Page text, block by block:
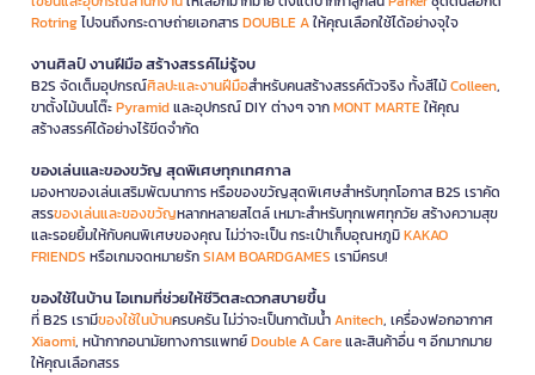
Rotringไปจนถึงกระดาษถ่ายเอกสารDOUBLE Aให้คุณเลือกใช้ได้อย่างจุใจ
งานศิลป์ งานฝีมือ สร้างสรรค์ไม่รู้จบ
B2S จัดเต็มอุปกรณ์ศิลปะและงานฝีมือสำหรับคนสร้างสรรค์ตัวจริง ทั้งสีไม้Colleen,
ขาตั้งไม้บนโต๊ะPyramidและอุปกรณ์ DIY ต่างๆ จากMONT MARTEให้คุณ
สร้างสรรค์ได้อย่างไร้ขีดจำกัด
ของเล่นและของขวัญ สุดพิเศษทุกเทศกาล
มองหาของเล่นเสริมพัฒนาการ หรือของขวัญสุดพิเศษสำหรับทุกโอกาส B2S เราคัด
สรรของเล่นและของขวัญหลากหลายสไตล์ เหมาะสำหรับทุกเพศทุกวัย สร้างความสุข
และรอยยิ้มให้กับคนพิเศษของคุณ ไม่ว่าจะเป็น กระเป๋าเก็บอุณหภูมิKAKAO
FRIENDS หรือเกมจดหมายรักSIAM BOARDGAMES เรามีครบ!
ของใช้ในบ้าน ไอเทมที่ช่วยให้ชีวิตสะดวกสบายขึ้น
ที่ B2S เรามีของใช้ในบ้านครบครัน ไม่ว่าจะเป็นกาต้มน้ำAnitech, เครื่องฟอกอากาศ
Xiaomi, หน้ากากอนามัยทางการแพทย์Double A Careและสินค้าอื่น ๆ อีกมากมาย
ให้คุณเลือกสรร